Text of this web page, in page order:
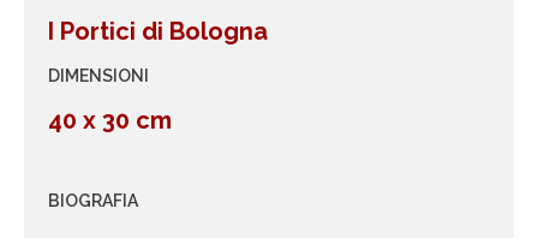
I Portici di Bologna
DIMENSIONI
40 x 30 cm
BIOGRAFIA